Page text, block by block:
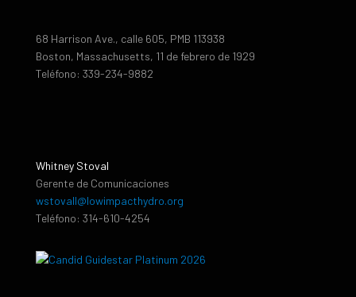
68 Harrison Ave., calle 605, PMB 113938
Boston, Massachusetts, 11 de febrero de 1929
Teléfono: 339-234-9882
Whitney Stoval
Gerente de Comunicaciones
wstovall@lowimpacthydro.org
Teléfono: 314-610-4254